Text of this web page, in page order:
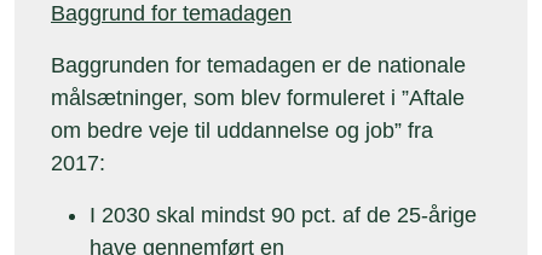
Baggrund for temadagen
Baggrunden for temadagen er de nationale
målsætninger, som blev formuleret i ”Aftale
om bedre veje til uddannelse og job” fra
2017:
I 2030 skal mindst 90 pct. af de 25-årige
have gennemført en